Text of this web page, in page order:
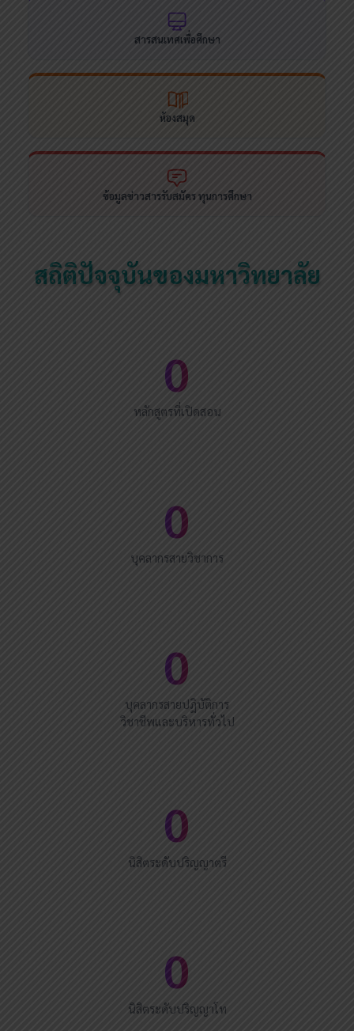
สารสนเทศเพื่อศึกษา
ห้องสมุด
ข้อมูลข่าวสารรับสมัคร ทุนการศึกษา
สถิติปัจจุบันของมหาวิทยาลัย
0
หลักสูตรที่เปิดสอน
0
บุคลากรสายวิชาการ
0
บุคลากรสายปฏิบัติการ
วิชาชีพและบริหารทั่วไป
0
นิสิตระดับปริญญาตรี
0
นิสิตระดับปริญญาโท